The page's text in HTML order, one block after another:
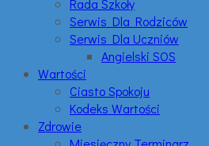
Rada Szkoły
Serwis Dla Rodziców
Serwis Dla Uczniów
Angielski SOS
Wartości
Ciasto Spokoju
Kodeks Wartości
Zdrowie